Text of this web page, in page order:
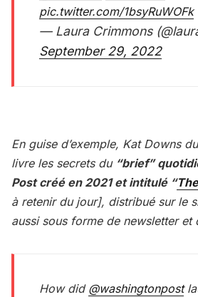
pic.twitter.com/1bsyRuWOFk
— Laura Crimmons
September 29, 2022
En guise d’exemple, Kat Downs
livre les secrets du “brief”
Post créé en 2021 et intitulé “
à retenir du jour], distribué sur le
aussi sous forme de newsletter et
How did @washingtonpost